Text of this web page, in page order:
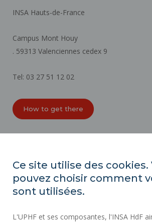
INSA Hauts-de-France
Campus Mont Houy
. 59313 Valenciennes cedex 9
Tel: 03 27 51 12 02
How to get there
SITE MAP
PERSONAL DATA
Ce site utilise des cookies.
pouvez choisir comment
sont utilisées.
L'UPHF et ses composantes, l'INSA HdF